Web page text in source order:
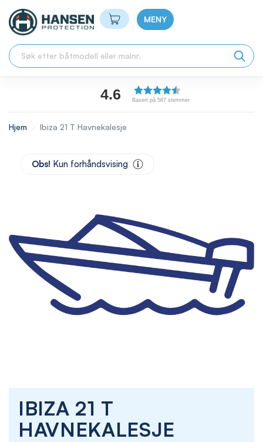
Min handlekurv
MENY
4.6 Basert på 587 stemmer
Hjem Ibiza 21 T Havnekalesje
IBIZA 21 T
HAVNEKALESJE
Obs! Kun forhåndsvising
the
beginning